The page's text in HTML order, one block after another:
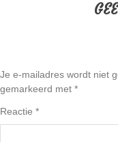
Je e-mailadres wordt niet
gemarkeerd met *
Reactie *